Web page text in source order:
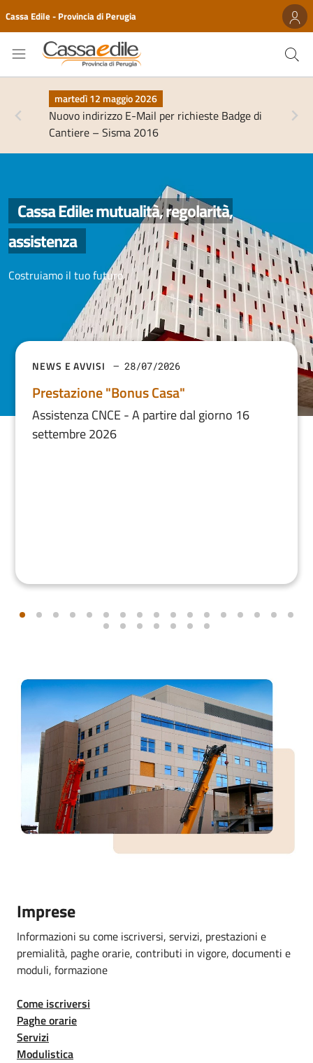
Cassa Edile - Provincia di Perugia
martedì 12 maggio 2026
Nuovo indirizzo E-Mail per richieste Badge di
Cantiere – Sisma 2016
Cassa Edile: mutualità, regolarità,
assistenza
Costruiamo il tuo futuro
NEWS E AVVISI 28/07/2026
Prestazione "Bonus Casa"
Assistenza CNCE - A partire dal giorno 16
settembre 2026
Imprese
Informazioni su come iscriversi, servizi, prestazioni e
premialità, paghe orarie, contributi in vigore, documenti e
moduli, formazione
Come iscriversi
Paghe orarie
Servizi
Modulistica